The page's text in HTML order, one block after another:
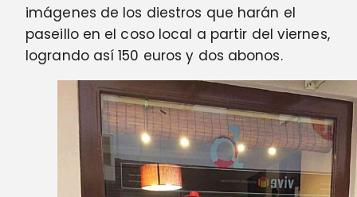
imágenes de los diestros que harán el
paseillo en el coso local a partir del viernes,
logrando así 150 euros y dos abonos.